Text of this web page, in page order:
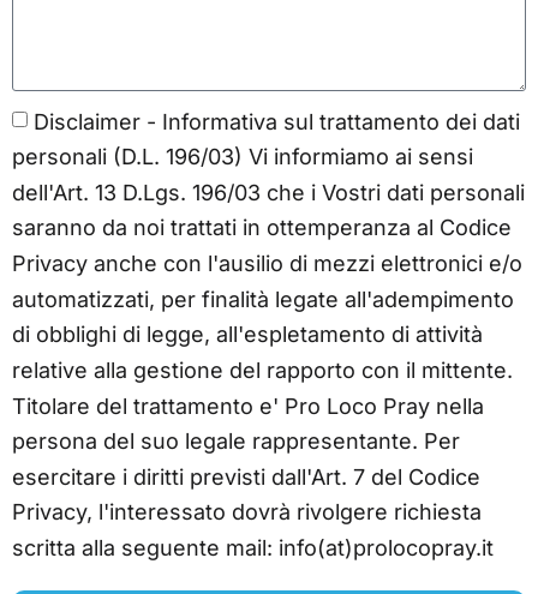
Disclaimer - Informativa sul trattamento dei dati
personali (D.L. 196/03) Vi informiamo ai sensi
dell'Art. 13 D.Lgs. 196/03 che i Vostri dati personali
saranno da noi trattati in ottemperanza al Codice
Privacy anche con l'ausilio di mezzi elettronici e/o
automatizzati, per finalità legate all'adempimento
di obblighi di legge, all'espletamento di attività
relative alla gestione del rapporto con il mittente.
Titolare del trattamento e' Pro Loco Pray nella
persona del suo legale rappresentante. Per
esercitare i diritti previsti dall'Art. 7 del Codice
Privacy, l'interessato dovrà rivolgere richiesta
scritta alla seguente mail: info(at)prolocopray.it